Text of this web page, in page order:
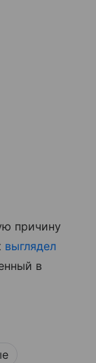
причину
выглядел
в